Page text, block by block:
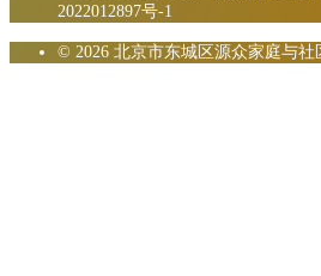
2022012897号-1
© 2026 北京市东城区源众家庭与社